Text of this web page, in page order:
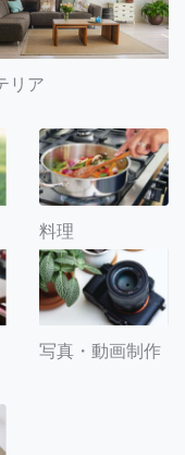
リア
料理
写真・動画制作